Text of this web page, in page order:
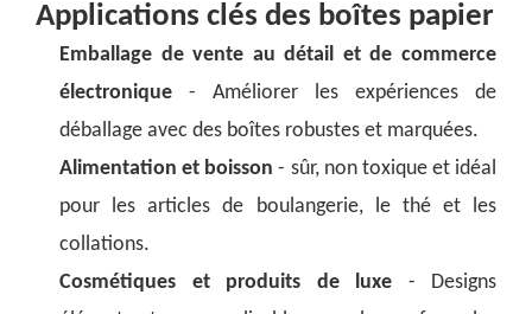
Applications clés des boîtes papier
Emballage de vente au détail et de commerce
électronique - Améliorer les expériences de
déballage avec des boîtes robustes et marquées.
Alimentation et boisson- sûr, non toxique et idéal
pour les articles de boulangerie, le thé et les
collations.
Cosmétiques et produits de luxe - Designs